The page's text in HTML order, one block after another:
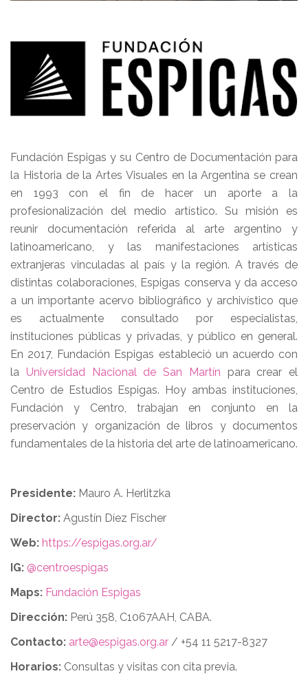
Fundación Espigas y su Centro de Documentación para
la Historia de la Artes Visuales en la Argentina se crean
en 1993 con el fin de hacer un aporte a la
profesionalización del medio artístico. Su misión es
reunir documentación referida al arte argentino y
latinoamericano, y las manifestaciones artísticas
extranjeras vinculadas al país y la región. A través de
distintas colaboraciones, Espigas conserva y da acceso
a un importante acervo bibliográfico y archivístico que
es actualmente consultado por especialistas,
instituciones públicas y privadas, y público en general.
En 2017, Fundación Espigas estableció un acuerdo con
la Universidad Nacional de San Martín para crear el
Centro de Estudios Espigas. Hoy ambas instituciones,
Fundación y Centro, trabajan en conjunto en la
preservación y organización de libros y documentos
fundamentales de la historia del arte de latinoamericano.
Presidente: Mauro A. Herlitzka
Director: Agustín Díez Fischer
Web: https://espigas.org.ar/
IG: @centroespigas
Maps: Fundación Espigas
Dirección: Perú 358, C1067AAH, CABA.
Contacto: arte@espigas.org.ar / +54 11 5217-8327
Horarios: Consultas y visitas con cita previa.